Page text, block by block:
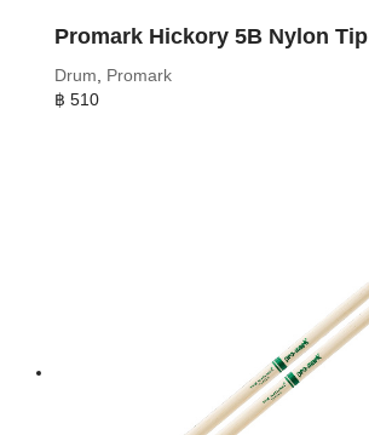
Promark Hickory 5B Nylon Tip
Drum, Promark
฿ 510